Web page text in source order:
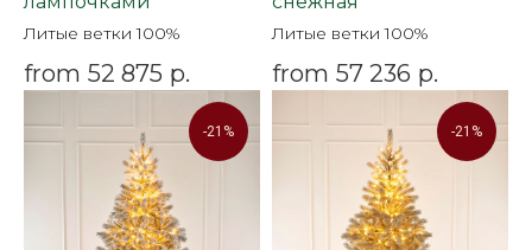
Литые ветки 100%
from 52 875 р.
Литые ветки 100%
from 57 236 р.
-21% -21%